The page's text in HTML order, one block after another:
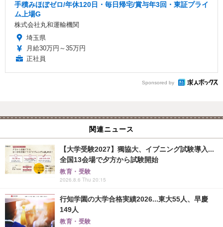
手積みほぼゼロ/年休120日・毎日帰宅/賞与年3回・東証プライ
ム上場G
株式会社丸和運輸機関
埼玉県
月給30万円～35万円
正社員
Sponsored by
関連ニュース
【大学受験2027】獨協大、イブニング試験導入...
全国13会場で夕方から試験開始
教育・受験
2026.8.6 Thu 20:15
行知学園の大学合格実績2026...東大55人、早慶
149人
教育・受験